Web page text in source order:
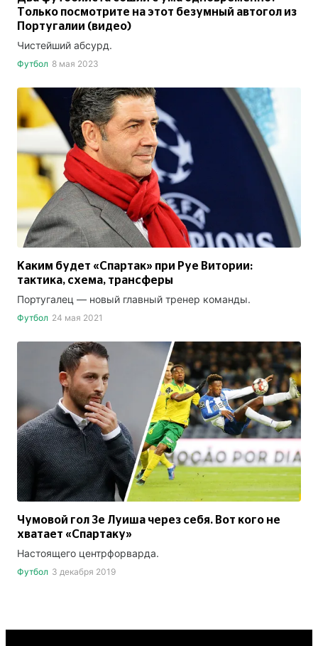
Только посмотрите на этот безумный автогол из
Португалии (видео)
Чистейший абсурд.
Футбол 8 мая 2023
Каким будет «Спартак» при Руе Витории:
тактика, схема, трансферы
Португалец — новый главный тренер команды.
Футбол 24 мая 2021
Чумовой гол Зе Луиша через себя. Вот кого не
хватает «Спартаку»
Настоящего центрфорварда.
Футбол 3 декабря 2019